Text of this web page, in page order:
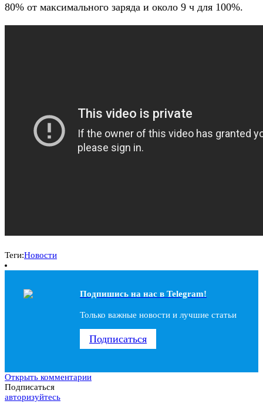
80% от максимального заряда и около 9 ч для 100%.
Теги:Новости
Подпишись на наc в Telegram!
Только важные новости и лучшие статьи
Подписаться
Открыть комментарии
Подписаться
авторизуйтесь